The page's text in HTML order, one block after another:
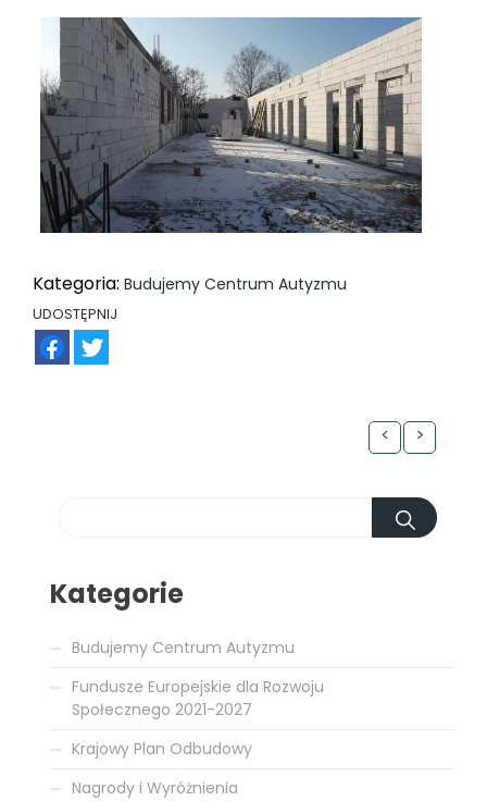
Kategoria: Budujemy Centrum Autyzmu
UDOSTĘPNIJ
< >
Kategorie
Budujemy Centrum Autyzmu
Fundusze Europejskie dla Rozwoju
Społecznego 2021-2027
Krajowy Plan Odbudowy
Nagrody i Wyróżnienia